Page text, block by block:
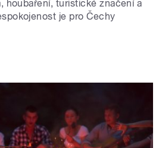
houbaření, turistické značení a
je pro Čechy